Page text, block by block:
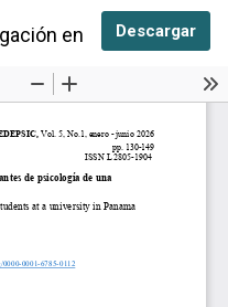
en estudiantes de
Descargar